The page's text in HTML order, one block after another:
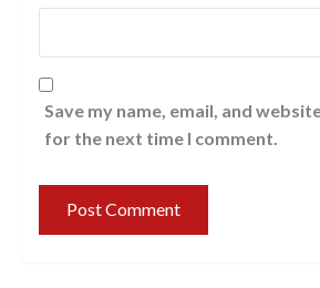
Save my name, email, and
for the next time I comment.